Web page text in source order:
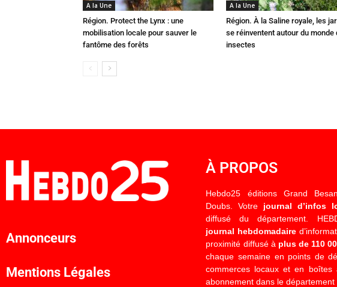
A la Une
Région. Protect the Lynx : une
mobilisation locale pour sauver le
fantôme des forêts
A la Une
Région. À la Saline royale, les
se réinventent autour du monde
insectes
Annonceurs
Mentions Légales
À PROPOS
Hebdo25 éditions Grand
Doubs. Votre journal d’infos
diffusé du département.
journal hebdomadaire
proximité diffusé à plus de 110
chaque semaine en points de
commerces locaux et en boîtes
abonnement dans le département